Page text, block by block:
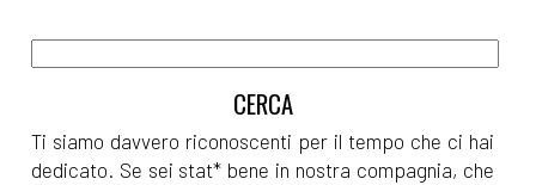
Ti siamo davvero riconoscenti per il tempo che ci hai
dedicato. Se sei stat* bene in nostra compagnia, che